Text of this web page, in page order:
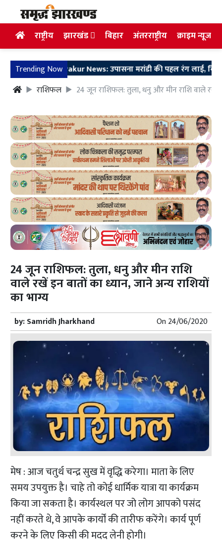
राष्ट्रीय झारखंड बिहार अंतरराष्ट्रीय क्राइम न्यूज
Trending NowPakur News: उपासना मरांडी की पहल रंग लाई, बिष्टुपुर गांव
राशिफल
24 जून राशिफल: तुला, धनु और मीन राशि वाले रखें
24 जून राशिफल: तुला, धनु और मीन राशि
वाले रखें इन बातों का ध्यान, जाने अन्य राशियों
का भाग्य
by:Samridh Jharkhand On24/06/2020
मेष : आज चतुर्थ चन्द्र सुख में वृद्धि करेगा। माता के लिए
समय उपयुक्त है। चाहे तो कोई धार्मिक यात्रा या कार्यक्रम
किया जा सकता है। कार्यस्थल पर जो लोग आपको पसंद
नहीं करते थे, वे आपके कार्यों की तारीफ करेंगे। कार्य पूर्ण
करने के लिए किसी की मदद लेनी होगी।